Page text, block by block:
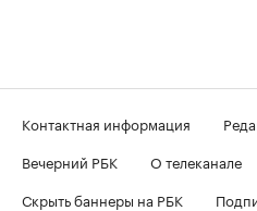
Контактная информация
Вечерний РБК
О телеканале
Скрыть баннеры на РБК